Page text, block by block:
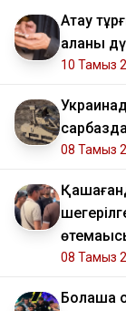
Ақтау
қаланы
10 Тамыз
08 Тамыз
08 Тамыз
Болашақ